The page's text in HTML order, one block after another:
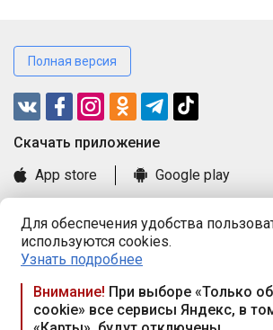
Для обеспечения удобства
используются cookies.
Узнать подробнее
Внимание! При выборе «Только
cookie» все сервисы Яндекс, в
Полная версия
Cкачать приложение
App store
Google play
Книга замечаний и предложений
Правила и документы
Praca.by © 2000—2026, ООО «ПРАЦА БАЙ»
Республика Беларусь, 220114, г. Минск, пр-
117а, пом. № 9.